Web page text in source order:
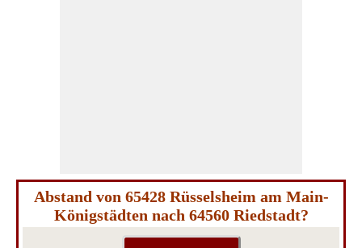
Abstand von 65428 Rüsselsheim am Main-
Königstädten nach 64560 Riedstadt?